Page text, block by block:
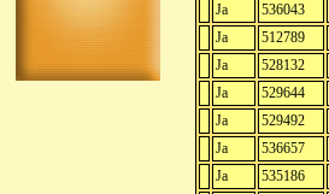
Ja
536043
Ja
512789
Ja
528132
Ja
529644
Ja
529492
Ja
536657
Ja
535186